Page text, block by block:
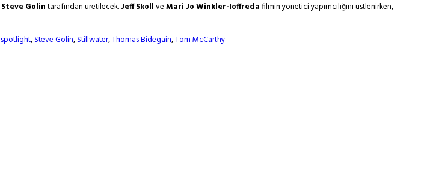
Steve Golintarafından üretilecek.Jeff SkollveMari Jo Winkler-Ioffredafilmin yönetici yapımcılığını üstlenirken,
spotlight,Steve Golin,Stillwater,Thomas Bidegain,Tom McCarthy